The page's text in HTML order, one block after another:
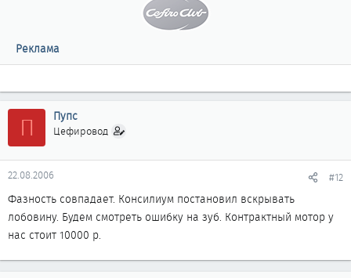
Реклама
П Пупс
Цефировод
22.08.2006 #12
Фазность совпадает. Консилиум постановил вскрывать
лобовину. Будем смотреть ошибку на зуб. Контрактный мотор у
нас стоит 10000 р.